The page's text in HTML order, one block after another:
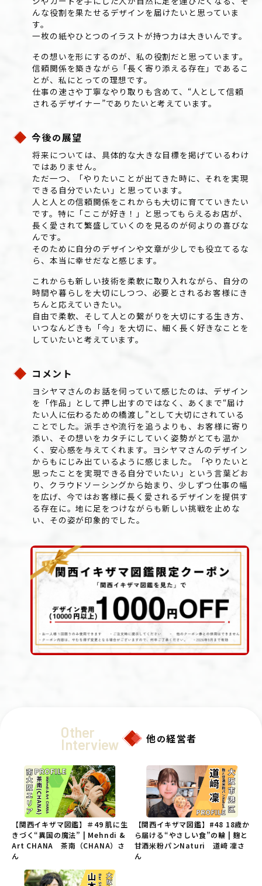
んな役割を果たせるデザインを届けたいと思っていま
す。
一枚の紙やひとつのイラストが持つ力は大きいんです。
その想いを形にするのが、私の役割だと思っています。
信頼関係を築きながら「長く寄り添える存在」であるこ
とが、私にとっての理想です。
仕事の速さや丁寧なやり取りも含めて、“人として信頼
されるデザイナー”でありたいと考えています。
今後の展望
将来については、具体的な大きな目標を掲げているわけ
ではありません。
ただ一つ、「やりたいことが出てきた時に、それを実現
できる自分でいたい」と思っています。
人と人との信頼関係をこれからも大切に育てていきたい
です。特に「ここが好き！」と思ってもらえるお店が、
長く愛されて繁盛していくのを見るのが何よりの喜びな
んです。
そのために自分のデザインや文章が少しでも役立てるな
ら、本当に幸せだなと感じます。
これからも新しい技術を柔軟に取り入れながら、自分の
時間や暮らしを大切にしつつ、必要とされるお客様にき
ちんと応えていきたい。
自由で柔軟、そして人との繋がりを大切にする生き方、
いつなんどきも「今」を大切に、細く長く好きなことを
していたいと考えています。
コメント
ヨシヤマさんのお話を伺っていて感じたのは、デザイン
を「作品」として押し出すのではなく、あくまで“届け
たい人に伝わるための橋渡し”として大切にされている
ことでした。派手さや流行を追うよりも、お客様に寄り
添い、その想いをカタチにしていく姿勢がとても温か
く、安心感を与えてくれます。ヨシヤマさんのデザイン
からもにじみ出ているように感じました。「やりたいと
思ったことを実現できる自分でいたい」という言葉どお
り、クラウドソーシングから始まり、少しずつ仕事の幅
を広げ、今ではお客様に長く愛されるデザインを提供す
る存在に。地に足をつけながらも新しい挑戦を止めな
い、その姿が印象的でした。
Other
Interview 他の経営者
【関西イキザマ図鑑】＃49 肌に生
きづく“異国の魔法” | Mehndi &
Art CHANA 茶南（CHANA）さ
ん
【関西イキザマ図鑑】#48 18歳か
ら届ける“やさしい食”の輪 | 麹と
甘酒米粉パンNaturi 道﨑 凜さ
ん